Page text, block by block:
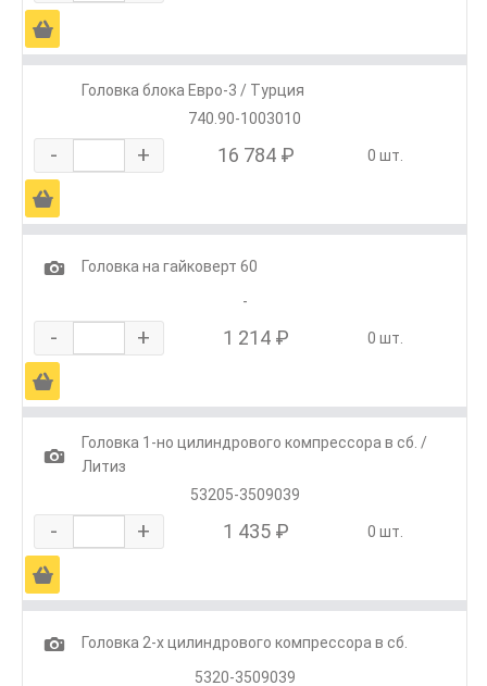
Ä
Головка блока Евро-3 / Турция
740.90-1003010
- + 16 784 ₽ 0 шт.
Ä
1
Головка на гайковерт 60
-
- + 1 214 ₽ 0 шт.
Ä
1
Головка 1-но цилиндрового компрессора в сб. /
Литиз
53205-3509039
- + 1 435 ₽ 0 шт.
Ä
1
Головка 2-х цилиндрового компрессора в сб.
5320-3509039